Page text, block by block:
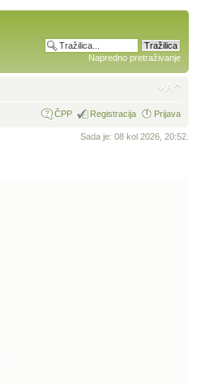
Napredno pretraživanje
ČPP Registracija Prijava
Sada je: 08 kol 2026, 20:52.